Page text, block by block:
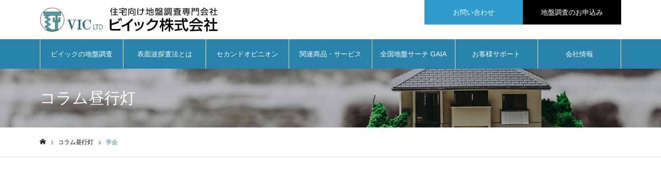
お問い合わせ 地盤調査のお申込み
ビイックの地盤調査 表面波探査法とは セカンドオピニオン 関連商品・サービス 全国地盤サーチ GAIA お客様サポート 会社情報
コラム昼行灯
コラム昼行灯 学会